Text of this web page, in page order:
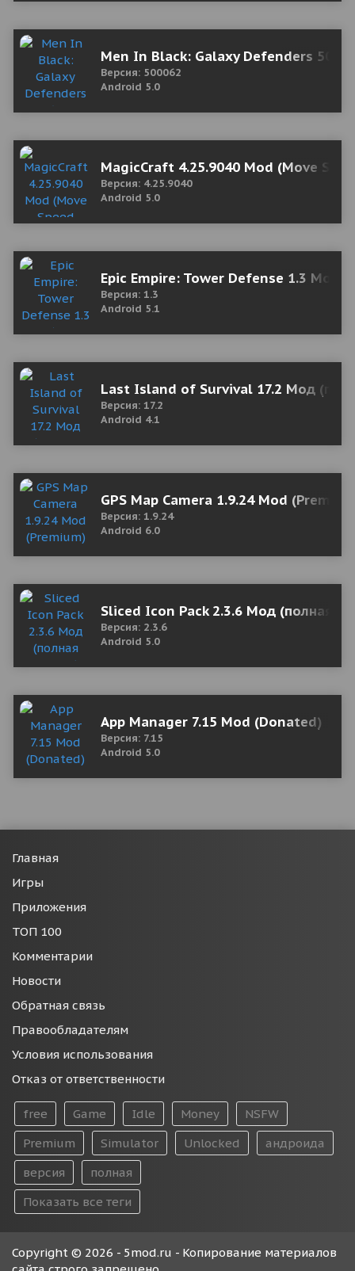
Men In Black: Galaxy Defenders
Версия: 500062
Android 5.0
MagicCraft 4.25.9040 Mod (Move
Версия: 4.25.9040
Android 5.0
Epic Empire: Tower Defense 1.3 Мод
Версия: 1.3
Android 5.1
Last Island of Survival 17.2 Мод
Версия: 17.2
Android 4.1
GPS Map Camera 1.9.24 Mod
Версия: 1.9.24
Android 6.0
Sliced Icon Pack 2.3.6 Мод (полная
Версия: 2.3.6
Android 5.0
App Manager 7.15 Mod (Donated)
Версия: 7.15
Android 5.0
Главная
Игры
Приложения
ТОП 100
Комментарии
Новости
Обратная связь
Правообладателям
Условия использования
Отказ от ответственности
free Game Idle Money
NSFW
Premium
Simulator Unlocked
андроида
версия
полная
Показать все теги
Copyright © 2026 - 5mod.ru - Копирование материалов